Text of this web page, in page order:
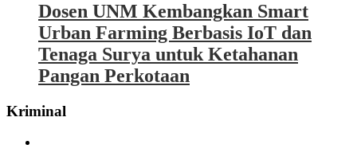
Dosen UNM Kembangkan Smart
Urban Farming Berbasis IoT dan
Tenaga Surya untuk Ketahanan
Pangan Perkotaan
Kriminal